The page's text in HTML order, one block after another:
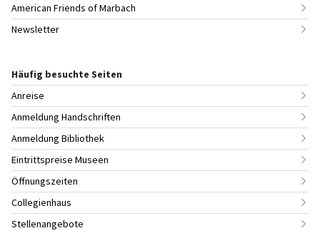
American Friends of Marbach
Newsletter
Häufig besuchte Seiten
Anreise
Anmeldung Handschriften
Anmeldung Bibliothek
Eintrittspreise Museen
Öffnungszeiten
Collegienhaus
Stellenangebote